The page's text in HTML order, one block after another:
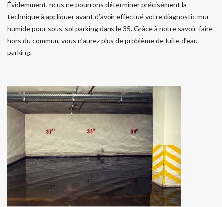
Évidemment, nous ne pourrons déterminer précisément la
technique à appliquer avant d’avoir effectué votre diagnostic mur
humide pour sous-sol parking dans le 35. Grâce à notre savoir-faire
hors du commun, vous n’aurez plus de problème de fuite d’eau
parking.